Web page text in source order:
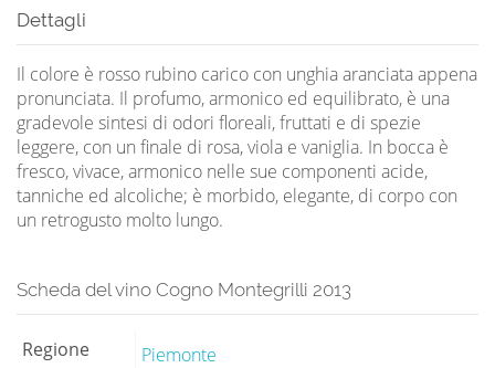
Dettagli
Il colore è rosso rubino carico con unghia aranciata appena
pronunciata. Il profumo, armonico ed equilibrato, è una
gradevole sintesi di odori floreali, fruttati e di spezie
leggere, con un finale di rosa, viola e vaniglia. In bocca è
fresco, vivace, armonico nelle sue componenti acide,
tanniche ed alcoliche; è morbido, elegante, di corpo con
un retrogusto molto lungo.
Scheda del vino Cogno Montegrilli 2013
Regione
Piemonte